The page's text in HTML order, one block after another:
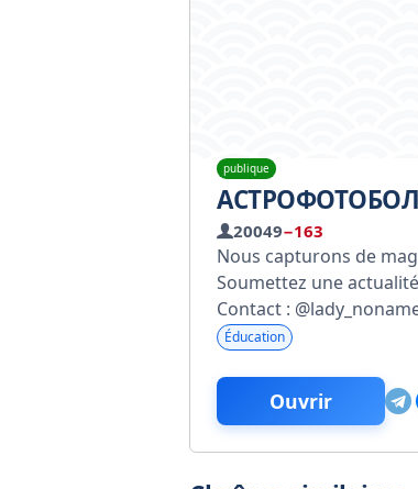
publique
20049−163
Nous capturons de
Soumettez une
Contact :
Éducation
Ouvrir